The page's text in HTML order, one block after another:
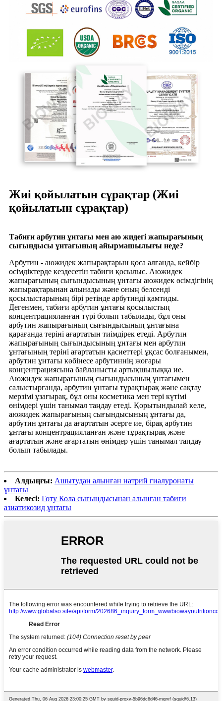
Жиі қойылатын сұрақтар (Жиі
қойылатын сұрақтар)
Табиғи арбутин ұнтағы мен аю жидегі жапырағының
сығындысы ұнтағының айырмашылығы неде?
Арбутин - аюжидек жапырақтарын қоса алғанда, кейбір
өсімдіктерде кездесетін табиғи қосылыс. Аюжидек
жапырағының сығындысының ұнтағы аюжидек өсімдігінің
жапырақтарынан алынады және оның белсенді
қосылыстарының бірі ретінде арбутинді қамтиды.
Дегенмен, табиғи арбутин ұнтағы қосылыстың
концентрацияланған түрі болып табылады, бұл оны
арбутин жапырағының сығындысының ұнтағына
қарағанда теріні ағартатын тиімдірек етеді. Арбутин
жапырағының сығындысының ұнтағы мен арбутин
ұнтағының теріні ағартатын қасиеттері ұқсас болғанымен,
арбутин ұнтағы көбінесе арбутиннің жоғары
концентрациясына байланысты артықшылыққа ие.
Аюжидек жапырағының сығындысының ұнтағымен
салыстырғанда, арбутин ұнтағы тұрақтырақ және сақтау
мерзімі ұзағырақ, бұл оны косметика мен тері күтімі
өнімдері үшін танымал таңдау етеді. Қорытындылай келе,
аюжидек жапырағының сығындысының ұнтағы да,
арбутин ұнтағы да ағартатын әсерге ие, бірақ арбутин
ұнтағы концентрацияланған және тұрақтырақ және
ағартатын және ағартатын өнімдер үшін танымал таңдау
болып табылады.
Алдыңғы: Ашытудан алынған натрий гиалуронаты
ұнтағы
Келесі: Готу Кола сығындысынан алынған табиғи
азиатикозид ұнтағы